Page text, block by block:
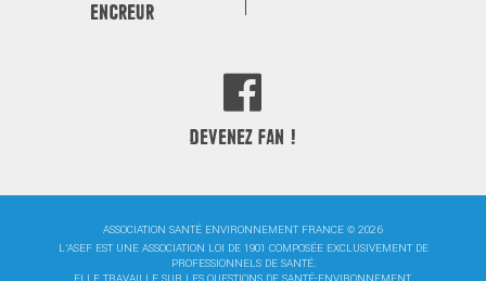
ENCREUR
DEVENEZ FAN !
ASSOCIATION SANTÉ ENVIRONNEMENT FRANCE © 2026
L'ASEF EST UNE ASSOCIATION LOI DE 1901 COMPOSÉE EXCLUSIVEMENT DE
PROFESSIONNELS DE SANTÉ.